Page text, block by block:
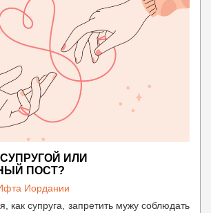
ИЛИ
ПОСТ?
Иордании
как супруга, запретить мужу соблюдать